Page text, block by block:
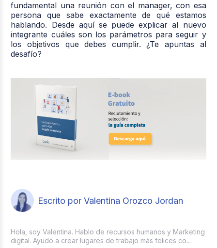
fundamental una reunión con el manager, con esa
persona que sabe exactamente de qué estamos
hablando. Desde aquí se puede explicar al nuevo
integrante cuáles son los parámetros para seguir y
los objetivos que debes cumplir. ¿Te apuntas al
desafío?
Escrito por Valentina Orozco Jordan
Hola, soy Valentina. Hablo de recursos humanos y Marketing
digital. Ayudo a crear lugares de trabajo más felices co...